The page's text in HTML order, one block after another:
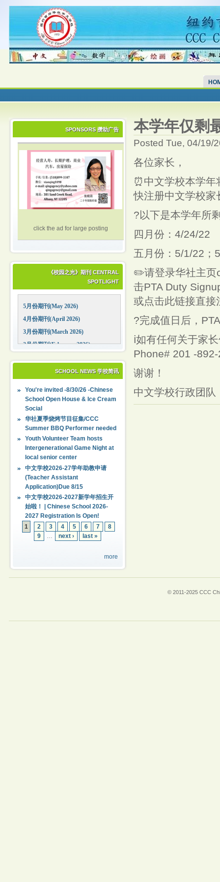
SPONSORS 攒助广告
click the ad for large posting
《校园之光》期刊 CENTRAL
SPOTLIGHT
5月份期刊(May 2026)
4月份期刊(April 2026)
3月份期刊(March 2026)
2月份期刊(February 2026)
12月份期刊(December 2025)
10月份期刊(October 2025)
09月份期刊(September 2025)
SCHOOL NEWS 学校简讯
You're invited -8/30/26 -Chinese
School Open House & Ice Cream
Social
华社夏季烧烤节目征集/CCC
Summer BBQ Performer needed
Youth Volunteer Team hosts
Intergenerational Game Night at
local senior center
中文学校2026-27学年助教申请
(Teacher Assistant
Application)Due 8/15
中文学校2026-2027新学年招生开
始啦！ | Chinese School 2026-
2027 Registration Is Open!
1
2 3 4 5 6 7
8
9
… next › last »
more
本学年仅剩
Posted Tue, 04/19/
各位家长，
⏰中文学校本学
快注册中文学校家
?以下是本学年所
四月份：4/24/22
五月份：5/1/22；
✏️请登录华社主页
击PTA Duty
或点击此链接直
?完成值日后，
ℹ️如有任何关于家
Phone# 201 -
谢谢！
中文学校行政团队
© 2011-2025 CCC